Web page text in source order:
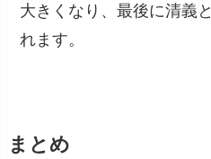
大きくなり、最後に清義
れます。
まとめ